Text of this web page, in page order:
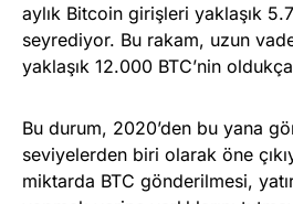
aylık Bitcoin girişleri yaklaşık
seyrediyor. Bu rakam, uzun
yaklaşık 12.000 BTC’nin
Bu durum, 2020’den bu yana
seviyelerden biri olarak öne
miktarda BTC gönderilmesi,